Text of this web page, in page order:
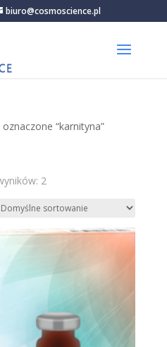
biuro@cosmoscience.pl
“karnityna”
2